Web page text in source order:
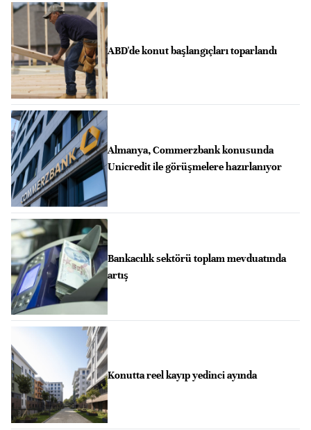
ABD'de konut başlangıçları toparlandı
Almanya, Commerzbank konusunda
Unicredit ile görüşmelere hazırlanıyor
Bankacılık sektörü toplam mevduatında
artış
Konutta reel kayıp yedinci ayında